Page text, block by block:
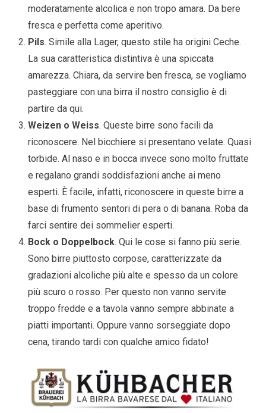
moderatamente alcolica e non tropo amara. Da bere
fresca e perfetta come aperitivo.
Pils. Simile alla Lager, questo stile ha origini Ceche.
La sua caratteristica distintiva è una spiccata
amarezza. Chiara, da servire ben fresca, se vogliamo
pasteggiare con una birra il nostro consiglio è di
partire da qui.
Weizen o Weiss. Queste birre sono facili da
riconoscere. Nel bicchiere si presentano velate. Quasi
torbide. Al naso e in bocca invece sono molto fruttate
e regalano grandi soddisfazioni anche ai meno
esperti. È facile, infatti, riconoscere in queste birre a
base di frumento sentori di pera o di banana. Roba da
farci sentire dei sommelier esperti.
Bock o Doppelbock. Qui le cose si fanno più serie.
Sono birre piuttosto corpose, caratterizzate da
gradazioni alcoliche più alte e spesso da un colore
più scuro o rosso. Per questo non vanno servite
troppo fredde e a tavola vanno sempre abbinate a
piatti importanti. Oppure vanno sorseggiate dopo
cena, tirando tardi con qualche amico fidato!